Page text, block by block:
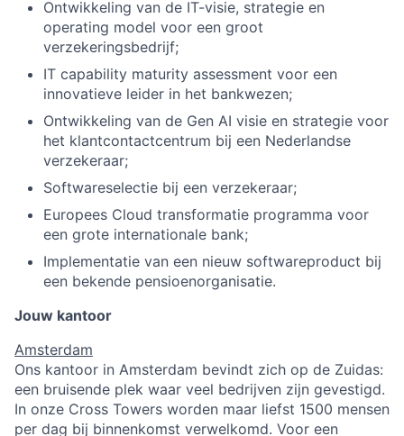
Ontwikkeling van de IT-visie, strategie en
operating model voor een groot
verzekeringsbedrijf;
IT capability maturity assessment voor een
innovatieve leider in het bankwezen;
Ontwikkeling van de Gen AI visie en strategie voor
het klantcontactcentrum bij een Nederlandse
verzekeraar;
Softwareselectie bij een verzekeraar;
Europees Cloud transformatie programma voor
een grote internationale bank;
Implementatie van een nieuw softwareproduct bij
een bekende pensioenorganisatie.
Jouw kantoor
Amsterdam
Ons kantoor in Amsterdam bevindt zich op de Zuidas:
een bruisende plek waar veel bedrijven zijn gevestigd.
In onze Cross Towers worden maar liefst 1500 mensen
per dag bij binnenkomst verwelkomd. Voor een